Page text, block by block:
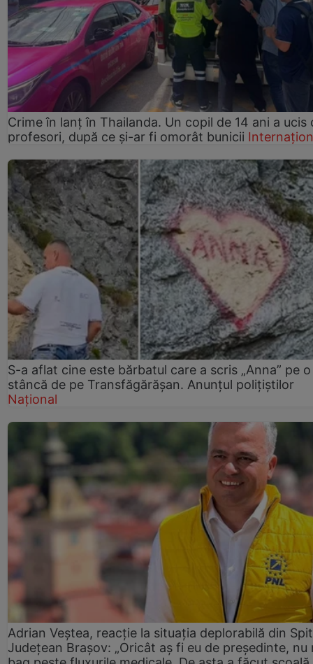
Crime în lanț în Thailanda. Un copil de 14 ani a ucis
profesori, după ce și-ar fi omorât bunicii
S-a aflat cine este bărbatul care a scris „Anna” pe o
stâncă de pe Transfăgărășan. Anunțul polițiștilor
Național
Adrian Veștea, reacție la situația deplorabilă din
Județean Brașov: „Oricât aș fi eu de președinte, nu